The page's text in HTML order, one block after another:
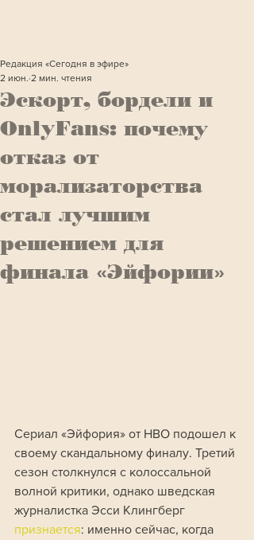
Эскорт, бордели и
OnlyFans: почему
отказ от
морализаторства
стал лучшим
решением для
финала «Эйфории»
Редакция «Сегодня в эфире»
2 июн. 2 мин. чтения
Сериал «Эйфория» от HBO подошел к
своему скандальному финалу. Третий
сезон столкнулся с колоссальной
волной критики, однако шведская
журналистка Эсси Клингберг
признается: именно сейчас, когда